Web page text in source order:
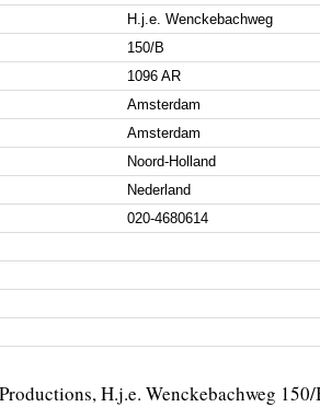
H.j.e. Wenckebachweg
150/B
1096 AR
Amsterdam
Amsterdam
Noord-Holland
Nederland
020-4680614
H.j.e. Wenckebachweg